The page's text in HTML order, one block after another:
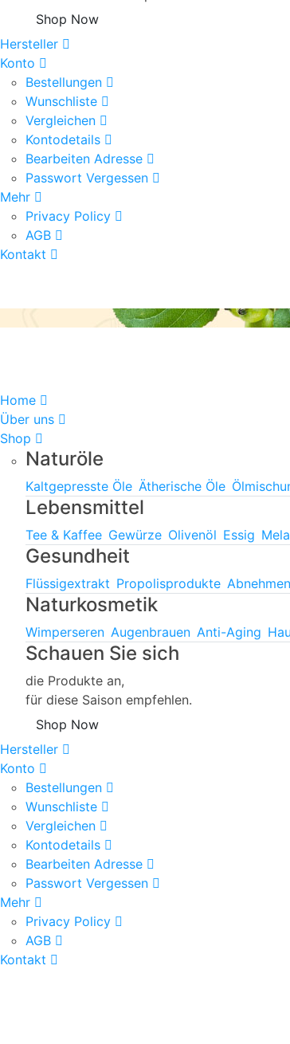
Shop Now
Hersteller
Konto
Bestellungen
Wunschliste
Vergleichen
Kontodetails
Bearbeiten Adresse
Passwort Vergessen
Mehr
Privacy Policy
AGB
Kontakt
Home
Über uns
Shop
Naturöle
Kaltgepresste Öle Ätherische Öle
Lebensmittel
Tee & Kaffee Gewürze Olivenöl Essig
Gesundheit
Flüssigextrakt Propolisprodukte
Naturkosmetik
Wimperseren Augenbrauen Anti-Aging
Schauen Sie sich
die Produkte an,
für diese Saison empfehlen.
Shop Now
Hersteller
Konto
Bestellungen
Wunschliste
Vergleichen
Kontodetails
Bearbeiten Adresse
Passwort Vergessen
Mehr
Privacy Policy
AGB
Kontakt